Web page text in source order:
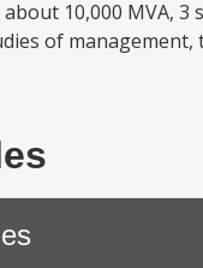
10,000 MVA, 3
of